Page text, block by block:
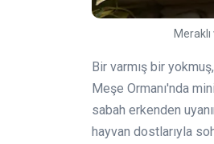
Bir varmış bir
Meşe Ormanı'nda
sabah erkenden
hayvan dostlarıyla